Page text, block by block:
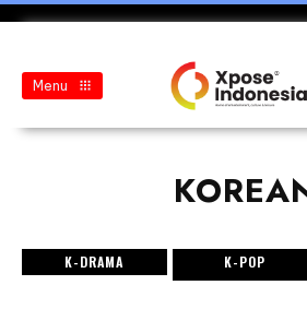
Menu
K-DRAMA K-POP